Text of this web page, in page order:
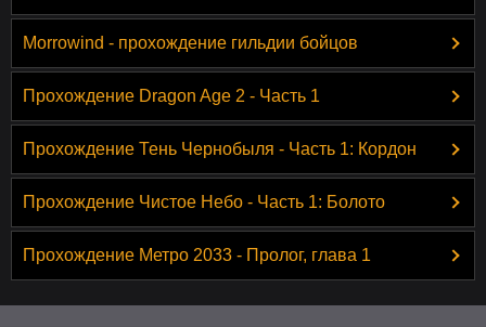
Morrowind - прохождение гильдии бойцов
Прохождение Dragon Age 2 - Часть 1
Прохождение Тень Чернобыля - Часть 1: Кордон
Прохождение Чистое Небо - Часть 1: Болото
Прохождение Метро 2033 - Пролог, глава 1